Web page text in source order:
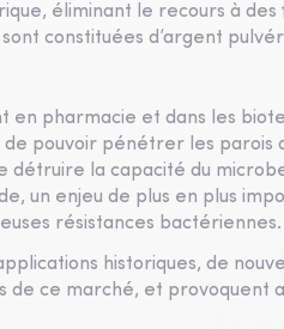
éliminant le recours à des
constituées d’argent
en pharmacie et dans les
pouvoir pénétrer les parois
détruire la capacité du
un enjeu de plus en plus
résistances bactériennes.
historiques, de
ce marché, et provoquent